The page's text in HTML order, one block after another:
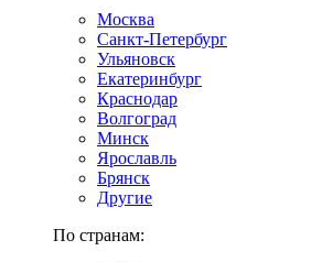
Москва
Санкт-Петербург
Ульяновск
Екатеринбург
Краснодар
Волгоград
Минск
Ярославль
Брянск
Другие
По странам: